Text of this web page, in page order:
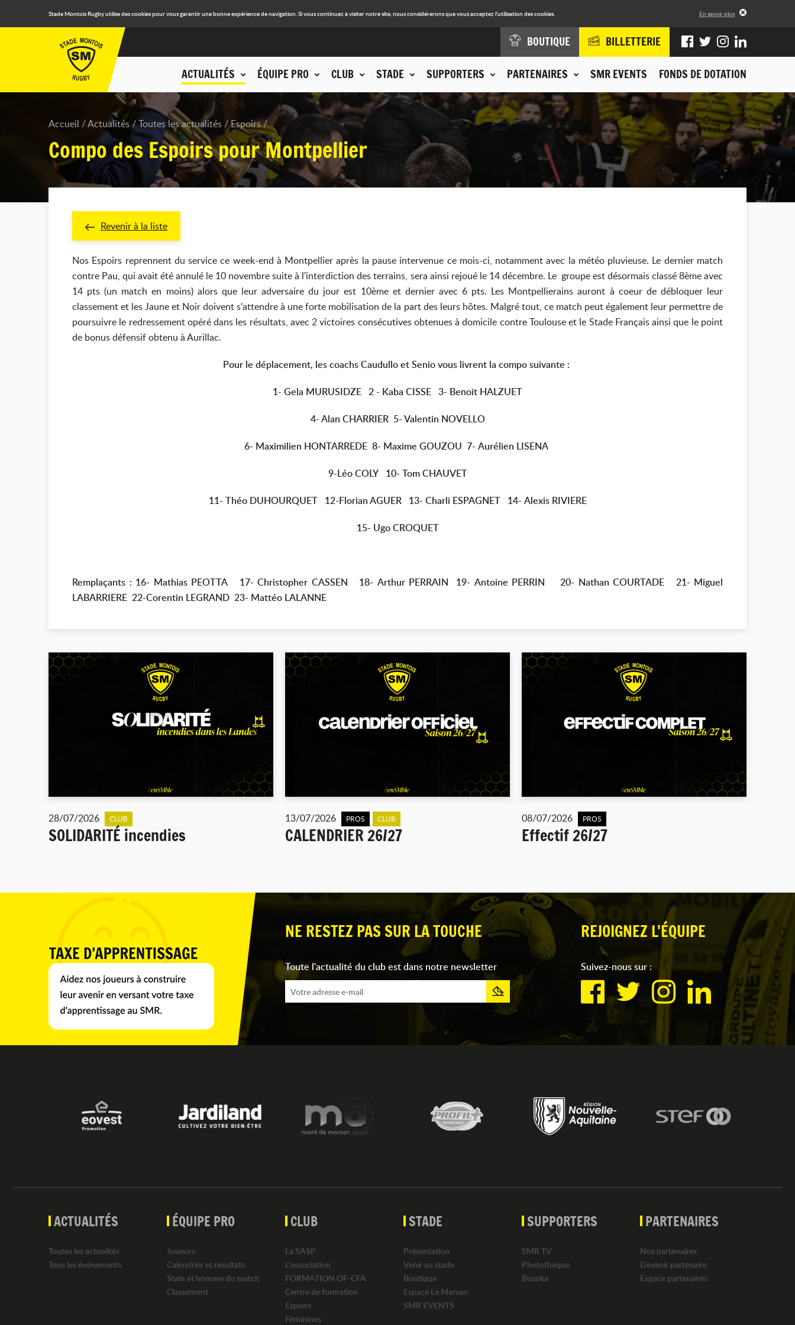
Stade Montois Rugby utilise des cookies pour vous garantir une bonne expérience de navigation. Si vous continuez à visiter notre site, nous considérerons que vous acceptez l'utilisation des cookies. En savoir plus
ACTUALITÉS ÉQUIPE PRO CLUB STADE SUPPORTERS PARTENAIRES SMR EVENTS FONDS DE DOTATION
BOUTIQUE BILLETTERIE
Accueil Actualités Toutes les actualités Espoirs
Compo des Espoirs pour Montpellier
Revenir à la liste
Nos Espoirs reprennent du service ce week-end à Montpellier après la pause intervenue ce mois-ci, notamment avec la météo pluvieuse. Le dernier match
contre Pau, qui avait été annulé le 10 novembre suite à l'interdiction des terrains, sera ainsi rejoué le 14 décembre. Le groupe est désormais classé 8ème avec
14 pts (un match en moins) alors que leur adversaire du jour est 10ème et dernier avec 6 pts. Les Montpellierains auront à coeur de débloquer leur
classement et les Jaune et Noir doivent s'attendre à une forte mobilisation de la part des leurs hôtes. Malgré tout, ce match peut également leur permettre de
poursuivre le redressement opéré dans les résultats, avec 2 victoires consécutives obtenues à domicile contre Toulouse et le Stade Français ainsi que le point
de bonus défensif obtenu à Aurillac.
Pour le déplacement, les coachs Caudullo et Senio vous livrent la compo suivante :
1- Gela MURUSIDZE 2 - Kaba CISSE 3- Benoit HALZUET
4- Alan CHARRIER 5- Valentin NOVELLO
6- Maximilien HONTARREDE 8- Maxime GOUZOU 7- Aurélien LISENA
9-Léo COLY 10- Tom CHAUVET
11- Théo DUHOURQUET 12-Florian AGUER 13- Charli ESPAGNET14- Alexis RIVIERE
15- Ugo CROQUET
Remplaçants : 16- Mathias PEOTTA 17- Christopher CASSEN 18- Arthur PERRAIN 19- Antoine PERRIN 20- Nathan COURTADE 21- Miguel
LABARRIERE 22-Corentin LEGRAND 23- Mattéo LALANNE
28/07/2026 CLUB
SOLIDARITÉ incendies
13/07/2026 PROS CLUB
CALENDRIER 26/27
08/07/2026 PROS
Effectif 26/27
NE RESTEZ PAS SUR LA TOUCHE
Toute l'actualité du club est dans notre newsletter
REJOIGNEZ L'ÉQUIPE
Suivez-nous sur :
ACTUALITÉS
Toutes les actualités
Tous les événements
ÉQUIPE PRO
Joueurs
Calendrier et résultats
Stats et homme du match
Classement
CLUB
La SASP
L'association
FORMATION OF-CFA
Centre de formation
Espoirs
Féminines
STADE
Présentation
Venir au stade
Boutique
Espace Le Marsan
SMR EVENTS
SUPPORTERS
SMR TV
Photothèque
Buzoka
PARTENAIRES
Nos partenaires
Devenir partenaire
Espace partenaires